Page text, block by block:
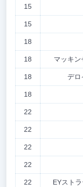
15
15
18
18 マッキン
18 デロ
18
22
22
22
22
22 EYスト